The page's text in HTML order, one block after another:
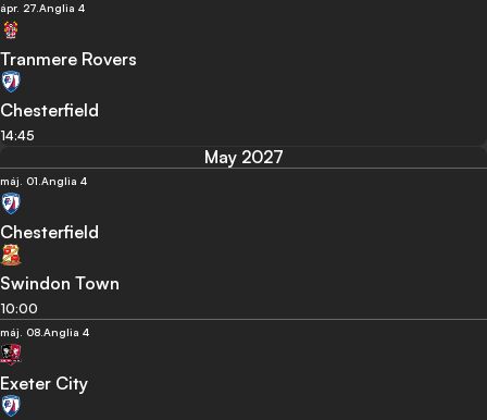
ápr. 27. Anglia 4
Tranmere Rovers
Chesterfield
14:45
May 2027
máj. 01. Anglia 4
Chesterfield
Swindon Town
10:00
máj. 08. Anglia 4
Exeter City